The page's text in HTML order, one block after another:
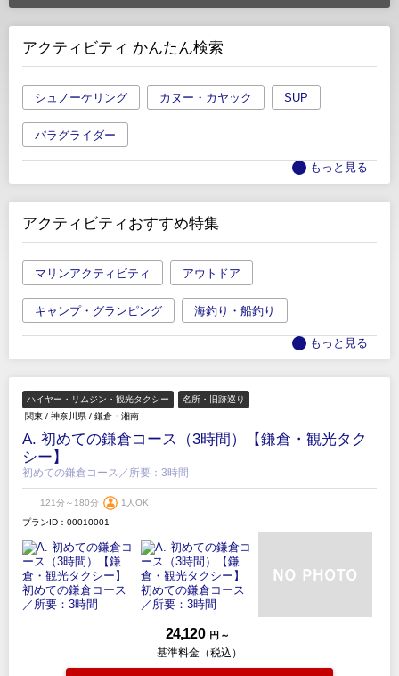
アクティビティ かんたん検索
シュノーケリング カヌー・カヤック SUP
パラグライダー
もっと見る
アクティビティおすすめ特集
マリンアクティビティ アウトドア
キャンプ・グランピング 海釣り・船釣り
もっと見る
ハイヤー・リムジン・観光タクシー
名所・旧跡巡り
関東 / 神奈川県 / 鎌倉・湘南
A. 初めての鎌倉コース（3時間）【鎌倉・観光タク
シー】
初めての鎌倉コース／所要：3時間
121分～180分
1人OK
プランID：00010001
24,120 円 ～
基準料金（税込）